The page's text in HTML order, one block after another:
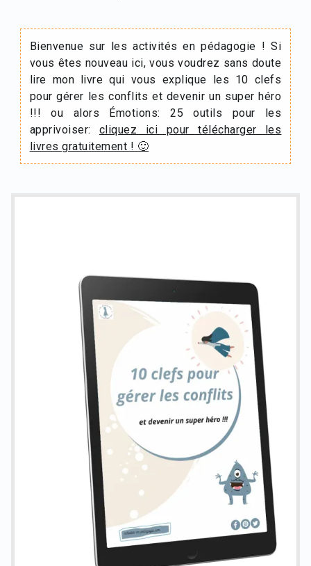
Bienvenue sur les activités en pédagogie ! Si
vous êtes nouveau ici, vous voudrez sans doute
lire mon livre qui vous explique les 10 clefs
pour gérer les conflits et devenir un super héro
!!! ou alors Émotions: 25 outils pour les
apprivoiser: cliquez ici pour télécharger les
livres gratuitement ! 🙂